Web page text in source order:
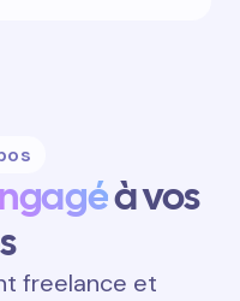
à vos
freelance et